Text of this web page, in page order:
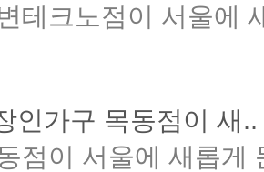
테크노점이 서울에
인가구 목동점이 새..
점이 서울에 새롭게